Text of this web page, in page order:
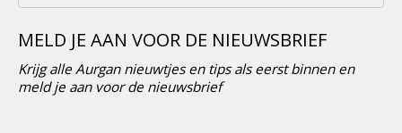
MELD JE AAN VOOR DE NIEUWSBRIEF
Krijg alle Aurgan nieuwtjes en tips als eerst binnen en
meld je aan voor de nieuwsbrief